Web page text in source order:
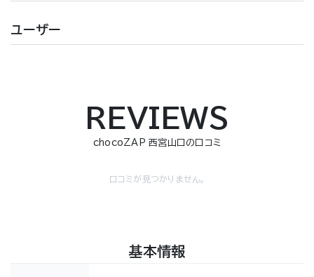
ユーザー
REVIEWS
chocoZAP 西宮山口の口コミ
口コミが見つかりません。
基本情報